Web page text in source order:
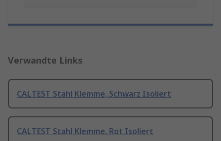
Verwandte Links
CALTEST Stahl Klemme, Schwarz Isoliert
CALTEST Stahl Klemme, Rot Isoliert